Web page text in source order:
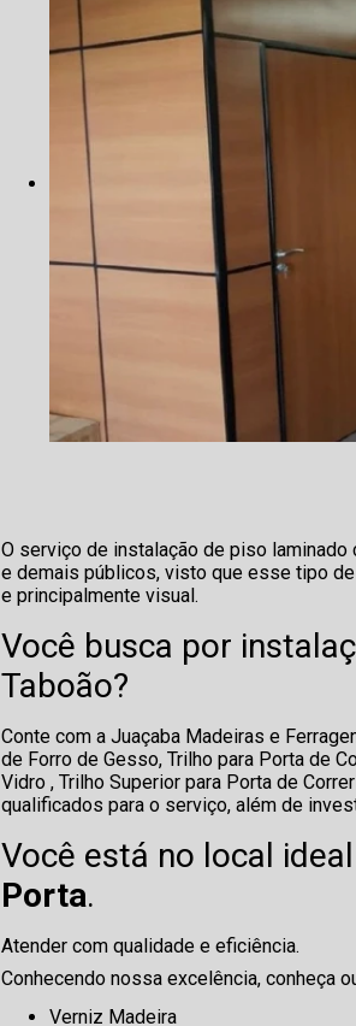
O serviço de instalação de piso
e demais públicos, visto que esse tipo
e principalmente visual.
Você busca por
Taboão?
Conte com a Juaçaba Madeiras e
de Forro de Gesso, Trilho para Porta de
Vidro , Trilho Superior para Porta de
qualificados para o serviço, além de
Você está no local
Porta.
Atender com qualidade e eficiência.
Conhecendo nossa excelência, conheça
Verniz Madeira